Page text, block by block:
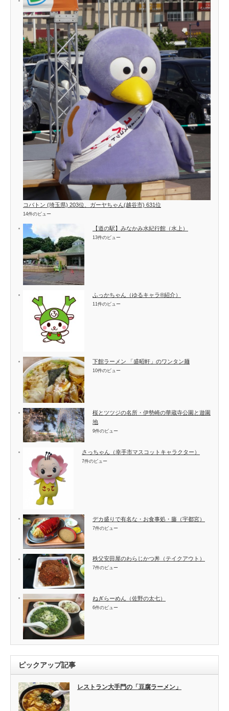
コバトン (埼玉県) 203位、ガーヤちゃん(越谷市) 631位
14件のビュー
【道の駅】みなかみ水紀行館（水上）
13件のビュー
ふっかちゃん（ゆるキャラ®紹介）
11件のビュー
下館ラーメン 「盛昭軒」のワンタン麺
10件のビュー
桜とツツジの名所・伊勢崎の華蔵寺公園と遊園
地
9件のビュー
さっちゃん（幸手市マスコットキャラクター）
7件のビュー
デカ盛りで有名な・お食事処・藤（宇都宮）
7件のビュー
秩父安田屋のわらじかつ丼（テイクアウト）
7件のビュー
ねぎらーめん（佐野の太七）
6件のビュー
ピックアップ記事
レストラン大手門の「豆腐ラーメン」